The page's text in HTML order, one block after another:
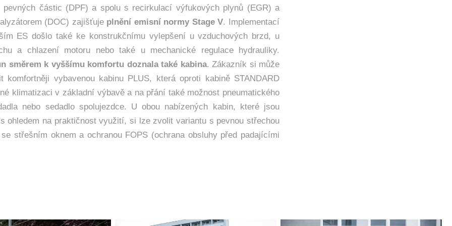
pevných částic (DPF) a spolu s recirkulací výfukových plynů (EGR) a
(DOC) zajišťuje plnění emisní normy Stage V. Implementací
ES došlo také ke konstrukčnímu vylepšení u vzduchových brzd, u
a chlazení motoru nebo také u mechanické regulace hydrauliky.
směrem k vyššímu komfortu doznala také kabina. Zákazník si může
komfortněji vybavenou kabinu PLUS, která oproti kabině STANDARD
klimatizaci v základní výbavě a na přání také možnost pneumatického
nebo sedadlo spolujezdce. U obou nabízených kabin, které jsou
ohledem na praktičnost využití, si lze zvolit variantu s pevnou střechou
střešním oknem a ochranou FOPS (ochrana obsluhy před padajícími